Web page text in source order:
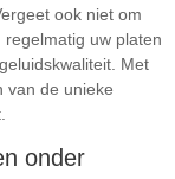
ook niet om
uw platen
Met
van de unieke
onder